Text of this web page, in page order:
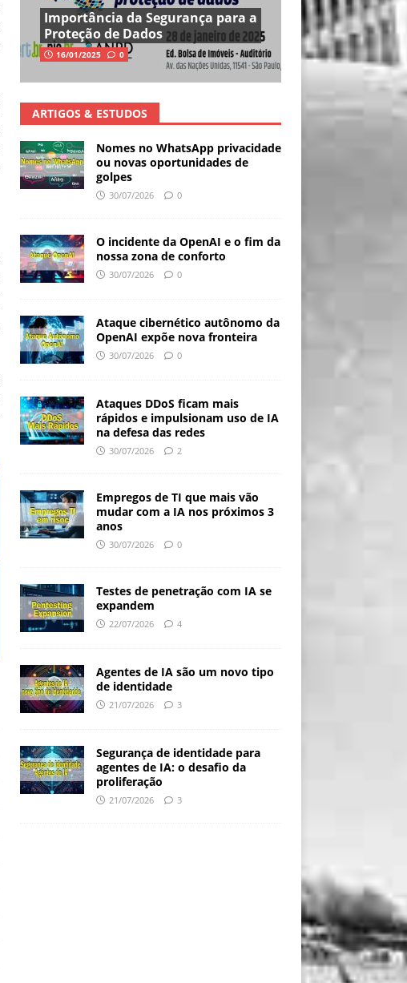
Importância da Segurança para a
Proteção de Dados
16/01/2025 0
ARTIGOS & ESTUDOS
Nomes no WhatsApp privacidade
ou novas oportunidades de
golpes
30/07/2026 0
O incidente da OpenAI e o fim da
nossa zona de conforto
30/07/2026 0
Ataque cibernético autônomo da
OpenAI expõe nova fronteira
30/07/2026 0
Ataques DDoS ficam mais
rápidos e impulsionam uso de IA
na defesa das redes
30/07/2026 2
Empregos de TI que mais vão
mudar com a IA nos próximos 3
anos
30/07/2026 0
Testes de penetração com IA se
expandem
22/07/2026 4
Agentes de IA são um novo tipo
de identidade
21/07/2026 3
Segurança de identidade para
agentes de IA: o desafio da
proliferação
21/07/2026 3